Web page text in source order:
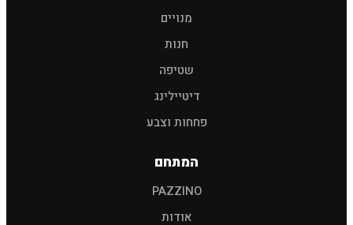
מנויים
חנות
שטיפה
דיטיילינג
פחחות וצבע
המתחם
PAZZINO
אודות